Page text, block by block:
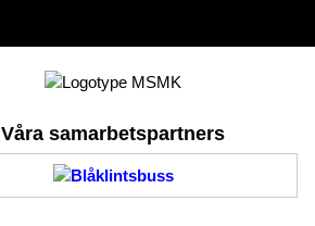
Våra samarbetspartners